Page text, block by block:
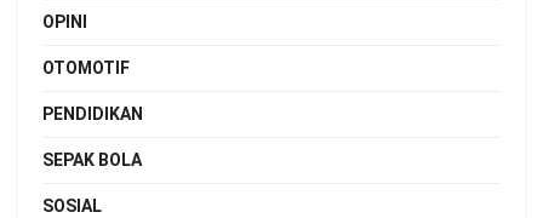
OPINI
OTOMOTIF
PENDIDIKAN
SEPAK BOLA
SOSIAL